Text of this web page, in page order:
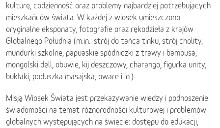
kulturę, codzienność oraz problemy najbardziej potrzebujących
mieszkańców świata. W każdej z wiosek umieszczono
oryginalne eksponaty, fotografie oraz rękodzieła z krajów
Globalnego Południa (m.in.: strój do tańca tinku, strój cholity,
mundurki szkolne, papuaskie spódniczki z trawy i bambusa,
mongolski dell, obuwie, kij deszczowy, charango, figurka unity,
bukłaki, poduszka masajska, oware i in.).
Misją Wiosek Świata jest przekazywanie wiedzy i podnoszenie
świadomości na temat różnorodności kulturowej i problemów
globalnych występujących na świecie: dostępu do edukacji,